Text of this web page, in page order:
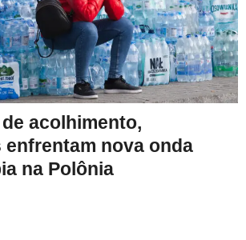
acolhimento,
enfrentam nova onda
na Polônia